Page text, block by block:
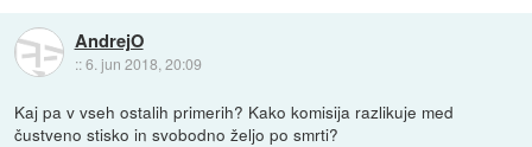
AndrejO
::6. jun 2018, 20:09
Kaj pa v vseh ostalih primerih? Kako komisija razlikuje med
čustveno stisko in svobodno željo po smrti?